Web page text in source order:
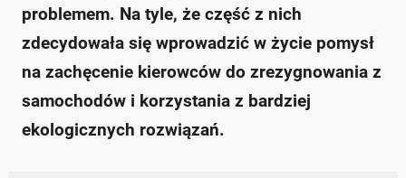
problemem. Na tyle, że część z nich
zdecydowała się wprowadzić w życie pomysł
na zachęcenie kierowców do zrezygnowania z
samochodów i korzystania z bardziej
ekologicznych rozwiązań.